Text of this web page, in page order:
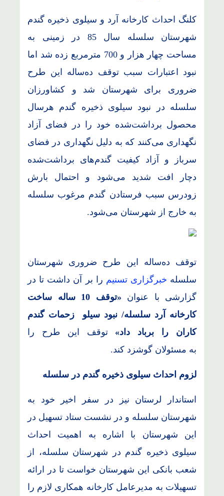
کلنگ احداث کارخانه آرد و سیلوی ذخیره گندم
شهرستان سلسله سال 85 در زمینی به
مساحت چهار هزار و 700 مترمربع زده شد اما
نبود اعتبارات سبب توقف ده‌ساله این طرح
ضروری برای شهرستان شد و کشاورزان
سلسله در نبود سیلوی ذخیره گندم هرسال
محصول برداشت‌شده خود را در فضای آزاد
نگهداری می‌کنند که به دلیل نگهداری در فضای
سرباز و آزاد کیفیت گندم‌های برداشت‌شده
دچار افت شدید می‌شود و احتمال بارش
زودرس سبب فرستادن گندم مرغوب سلسله
به خارج از شهرستان می‌شود.
توقف ده‌ساله این طرح ضروری شهرستان
سلسله خبرگزاری تسنیم را بر آن داشت تا در
گزارشی با عنوان
«توقف 10 ساله ساخت
کارخانه آرد سلسله/ نبود سیلو زحمات گندم
کاران را برباد داد» توقف این طرح را
به مسئولان گوشزد کند.
لزوم احداث سیلوی ذخیره گندم در سلسله
استاندار لرستان نیز در سفر اخیر خود به
شهرستان سلسله و در نشست ستاد تسهیل در
این شهرستان با اشاره به اهمیت احداث
سیلوی ذخیره گندم در شهرستان سلسله، از
شعب بانکی این شهرستان خواست تا در ارائه
تسهیلات به مدیرعامل کارخانه همکاری لازم را